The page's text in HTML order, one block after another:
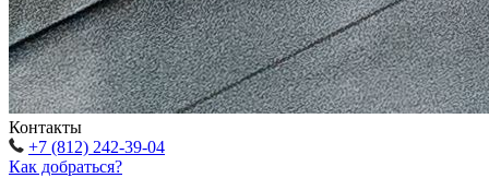
Контакты
+7 (812) 242-39-04
Как добраться?